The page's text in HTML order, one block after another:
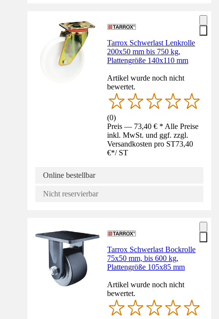
Tarrox Schwerlast Lenkrolle
200x50 mm bis 750 kg,
Plattengröße 140x110 mm
Artikel wurde noch nicht
bewertet.
(0)
Preis — 73,40 € * Alle Preise
inkl. MwSt. und ggf. zzgl.
Versandkosten pro ST73,40
€*/ ST
Online bestellbar
Nicht reservierbar
Tarrox Schwerlast Bockrolle
75x50 mm, bis 600 kg,
Plattengröße 105x85 mm
Artikel wurde noch nicht
bewertet.